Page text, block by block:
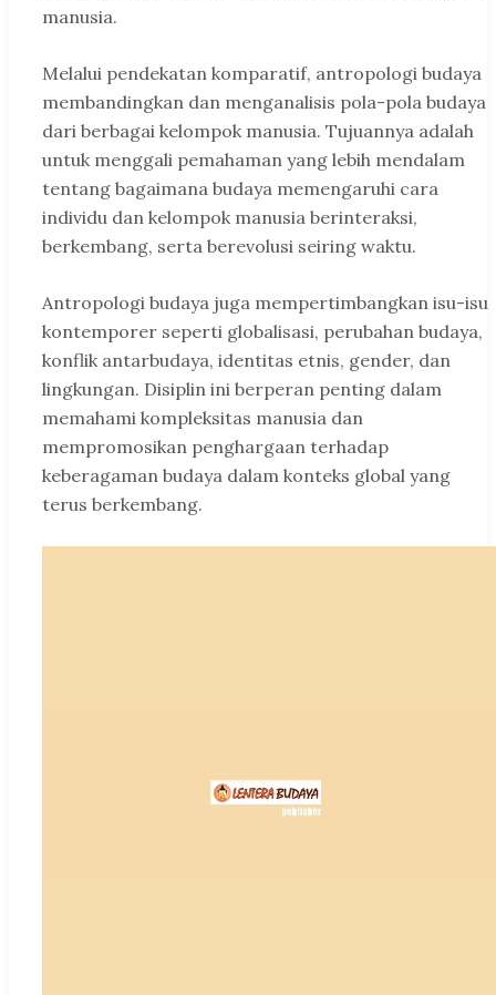
manusia.
Melalui pendekatan komparatif, antropologi budaya
membandingkan dan menganalisis pola-pola budaya
dari berbagai kelompok manusia. Tujuannya adalah
untuk menggali pemahaman yang lebih mendalam
tentang bagaimana budaya memengaruhi cara
individu dan kelompok manusia berinteraksi,
berkembang, serta berevolusi seiring waktu.
Antropologi budaya juga mempertimbangkan isu-isu
kontemporer seperti globalisasi, perubahan budaya,
konflik antarbudaya, identitas etnis, gender, dan
lingkungan. Disiplin ini berperan penting dalam
memahami kompleksitas manusia dan
mempromosikan penghargaan terhadap
keberagaman budaya dalam konteks global yang
terus berkembang.